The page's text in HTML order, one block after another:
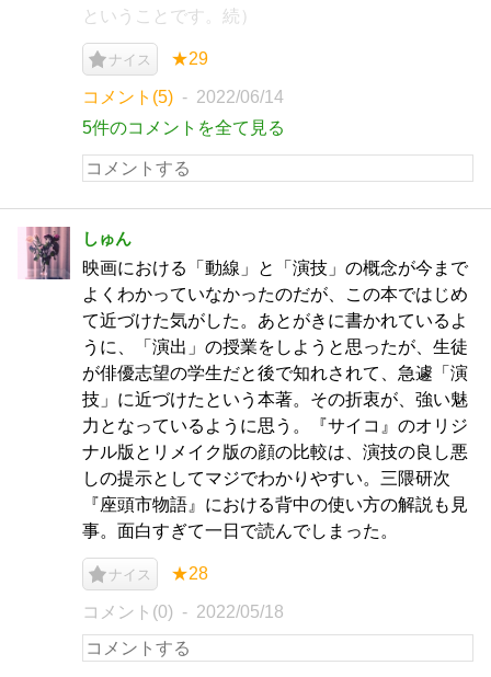
ということです。続）
ナイス ★29
コメント(5)
2022/06/14
5件のコメントを全て見る
しゅん
映画における「動線」と「演技」の概念が今まで
よくわかっていなかったのだが、この本ではじめ
て近づけた気がした。あとがきに書かれているよ
うに、「演出」の授業をしようと思ったが、生徒
が俳優志望の学生だと後で知れされて、急遽「演
技」に近づけたという本著。その折衷が、強い魅
力となっているように思う。『サイコ』のオリジ
ナル版とリメイク版の顔の比較は、演技の良し悪
しの提示としてマジでわかりやすい。三隈研次
『座頭市物語』における背中の使い方の解説も見
事。面白すぎて一日で読んでしまった。
ナイス ★28
コメント(0) 2022/05/18